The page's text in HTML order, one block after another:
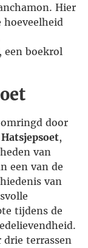
Hier
hoeveelheid
, een boekrol
door
,
van
een van de
van
tijdens de
drie terrassen